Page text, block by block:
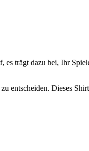
trägt dazu bei, Ihr
entscheiden. Dieses